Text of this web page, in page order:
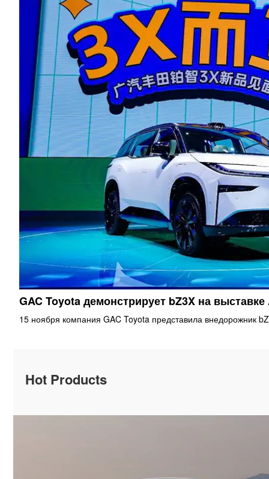
GAC Toyota демонстрирует bZ3X на
15 ноября компания GAC Toyota представила внедорожник
Hot Products